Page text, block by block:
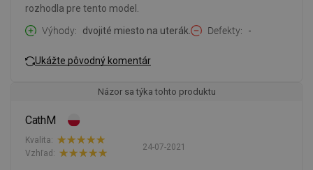
rozhodla pre tento model.
Výhody
dvojité miesto na uterák. Defekty -
Ukážte pôvodný komentár
Názor sa týka tohto produktu
CathM
24-07-2021
Kvalita:
Vzhľad: